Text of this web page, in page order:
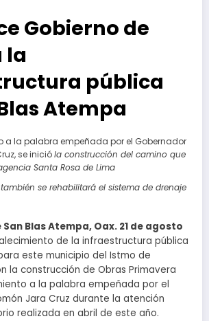
Gobierno de
la
pública
Atempa
a la palabra empeñada por el Gobernador
se inicióla construcción del camino que
Santa Rosa de Lima
se rehabilitará el sistema de drenaje
Blas Atempa, Oax. 21 de agosto
de la infraestructura pública
este municipio del Istmo de
la construcción de Obras Primavera
a la palabra empeñada por el
Jara Cruz durante la atención
realizada en abril de este año.